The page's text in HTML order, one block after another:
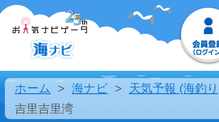
ホーム 海ナビ
天気予報 (海釣
吉里吉里湾